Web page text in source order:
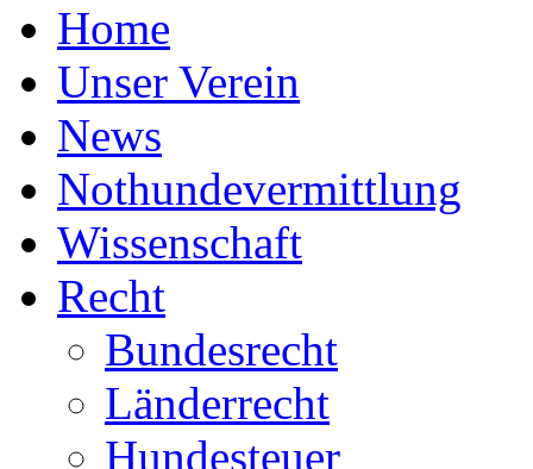
Home
Unser Verein
News
Nothundevermittlung
Wissenschaft
Recht
Bundesrecht
Länderrecht
Hundesteuer